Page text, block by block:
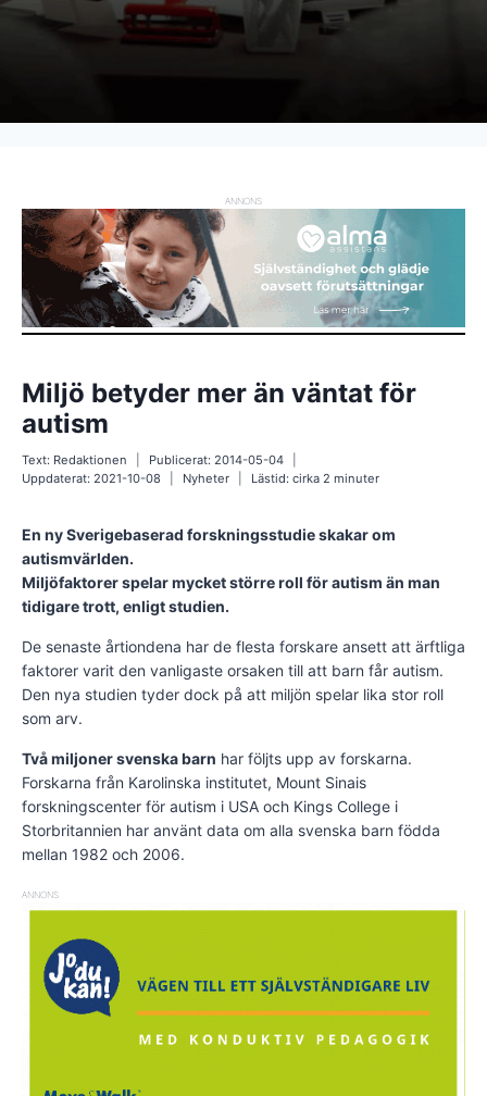
ANNONS
Miljö betyder mer än väntat för
autism
Text: Redaktionen Publicerat: 2014-05-04
Uppdaterat: 2021-10-08 Nyheter Lästid: cirka2minuter
En ny Sverigebaserad forskningsstudie skakar om
autismvärlden.
Miljöfaktorer spelar mycket större roll för autism än man
tidigare trott, enligt studien.
De senaste årtiondena har de flesta forskare ansett att ärftliga
faktorer varit den vanligaste orsaken till att barn får autism.
Den nya studien tyder dock på att miljön spelar lika stor roll
som arv.
Två miljoner svenska barn har följts upp av forskarna.
Forskarna från Karolinska institutet, Mount Sinais
forskningscenter för autism i USA och Kings College i
Storbritannien har använt data om alla svenska barn födda
mellan 1982 och 2006.
ANNONS